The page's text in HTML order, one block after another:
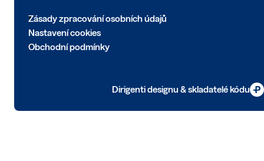
Zásady zpracování osobních údajů
Nastavení cookies
Obchodní podmínky
Dirigenti designu & skladatelé kódu